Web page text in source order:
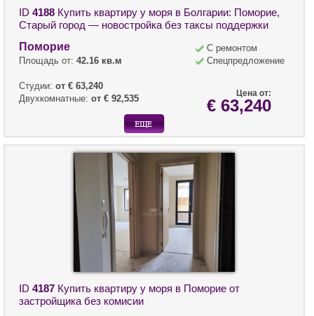
ID 4188 Купить квартиру у моря в Болгарии: Поморие,
Старый город — новостройка без таксы поддержки
Поморие
Площадь от: 42.16 кв.м
Студии: от € 63,240
Двухкомнатные: от € 92,535
С ремонтом
Спецпредложение
Цена от:
€ 63,240
ID 4187 Купить квартиру у моря в Поморие от
застройщика без комисии